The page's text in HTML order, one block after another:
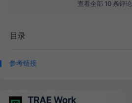
查看全部 10 条评论
目录
参考链接